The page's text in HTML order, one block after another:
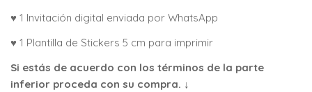
♥ 1 Invitación digital enviada por WhatsApp
♥ 1 Plantilla de Stickers 5 cm para imprimir
Si estás de acuerdo con los términos de la parte
inferior proceda con su compra. ↓